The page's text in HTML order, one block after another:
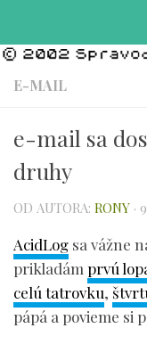
E-MAIL
e-mail sa
druhy
OD AUTORA: RONY ·
AcidLog sa vážne
prikladám prvú
celú tatrovku,
pápá a povieme si